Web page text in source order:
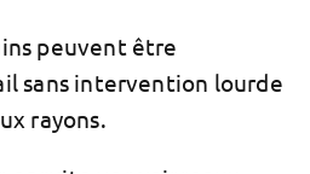
peuvent être
sans intervention lourde
rayons.